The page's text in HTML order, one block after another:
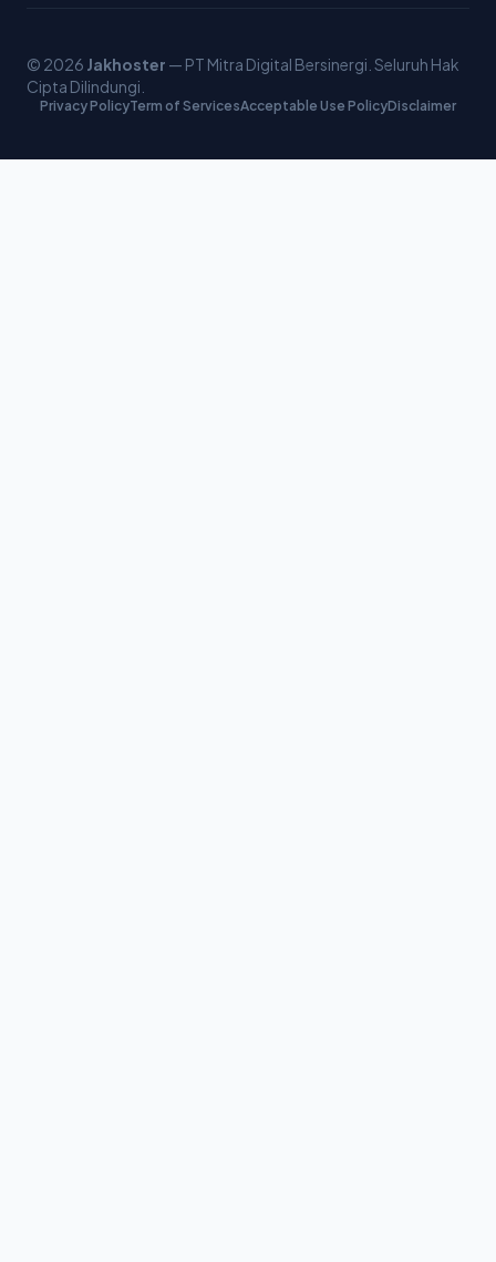
© 2026 Jakhoster — PT Mitra Digital Bersinergi. Seluruh Hak
Cipta Dilindungi.
Privacy PolicyTerm of ServicesAcceptable Use PolicyDisclaimer